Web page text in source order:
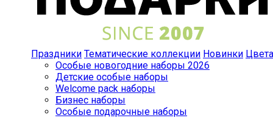
Праздники Тематические коллекции Новинки Цвета
Особые новогодние наборы 2026
Детские особые наборы
Welcome pack наборы
Бизнес наборы
Особые подарочные наборы